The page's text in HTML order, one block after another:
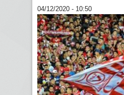
04/12/2020 - 10:50